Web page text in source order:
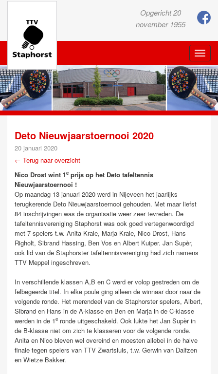
Opgericht 20
november 1955
Toggle
Deto Nieuwjaarstoernooi 2020
20 januari 2020
← Terug naar overzicht
Nico Drost wint 1e prijs op het Deto tafeltennis
Nieuwjaarstoernooi !
Op maandag 13 januari 2020 werd in Nijeveen het jaarlijks
terugkerende Deto Nieuwjaarstoernooi gehouden. Met maar liefst
84 inschrijvingen was de organisatie weer zeer tevreden. De
tafeltennisvereniging Staphorst was ook goed vertegenwoordigd
met 7 spelers t.w. Anita Krale, Marja Krale, Nico Drost, Hans
Righolt, Sibrand Hassing, Ben Vos en Albert Kuiper. Jan Supèr,
ook lid van de Staphorster tafeltennisvereniging had zich namens
TTV Meppel ingeschreven.
In verschillende klassen A,B en C werd er volop gestreden om de
felbegeerde titel. In elke poule ging alleen de winnaar door naar de
volgende ronde. Het merendeel van de Staphorster spelers, Albert,
Sibrand en Hans in de A-klasse en Ben en Marja in de C-klasse
werden in de 1e ronde uitgeschakeld. Ook lukte het Jan Supèr in
de B-klasse niet om zich te klasseren voor de volgende ronde.
Anita en Nico bleven wel overeind en moesten allebei in de halve
finale tegen spelers van TTV Zwartsluis, t.w. Gerwin van Dalfzen
en Wietze Bakker.